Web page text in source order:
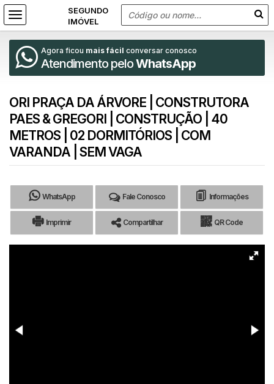
Agora ficou mais fácil conversar conosco
Atendimento peloWhatsApp
ORI PRAÇA DA ÁRVORE | CONSTRUTORA
PAES & GREGORI | CONSTRUÇÃO | 40
METROS | 02 DORMITÓRIOS | COM
VARANDA | SEM VAGA
WhatsApp Fale Conosco Informações
Imprimir Compartilhar QR Code